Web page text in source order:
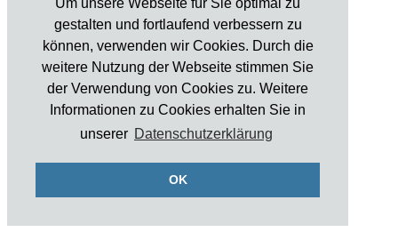
Um unsere Webseite für Sie optimal zu
gestalten und fortlaufend verbessern zu
können, verwenden wir Cookies. Durch die
weitere Nutzung der Webseite stimmen Sie
der Verwendung von Cookies zu. Weitere
Informationen zu Cookies erhalten Sie in
unserer Datenschutzerklärung
OK